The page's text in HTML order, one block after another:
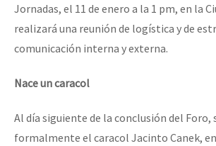
Jornadas, el 11 de enero a la 1 pm, en la
realizará una reunión de logística y de
comunicación interna y externa.
Nace un caracol
Al día siguiente de la conclusión del Foro,
formalmente el caracol Jacinto Canek,